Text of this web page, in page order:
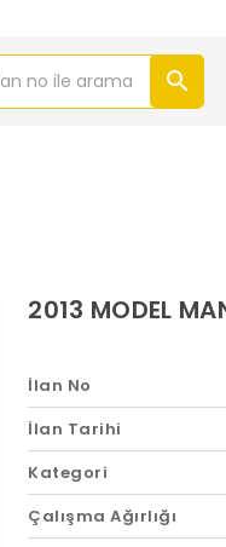
2013 MODEL
İlan No
İlan Tarihi
Kategori
Çalışma Ağırlığı